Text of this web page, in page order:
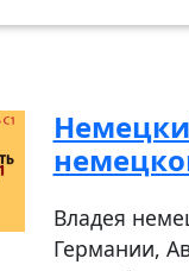
Владея
Германии,